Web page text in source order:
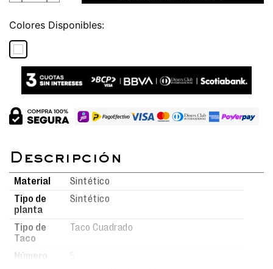
Colores
Material
Sintético
Tipo de
planta
Sintético
Tipo de
Taco
Taco Cuadrado
Número